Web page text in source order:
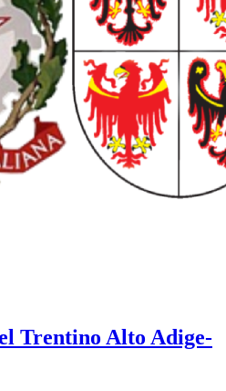
Trentino Alto Adige-